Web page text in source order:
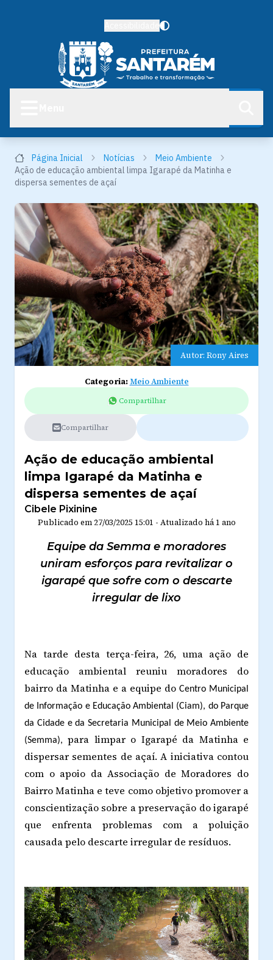
Página Inicial Notícias
Meio Ambiente
Ação de educação ambiental limpa Igarapé da Matinha e
dispersa sementes de açaí
Autor: Rony Aires
Categoria:Meio Ambiente
Compartilhar
Compartilhar
Ação de educação ambiental
limpa Igarapé da Matinha e
dispersa sementes de açaí
Cibele Pixinine
Publicado em 27/03/2025 15:01 - Atualizado há 1 ano
Equipe da Semma e moradores
uniram esforços para revitalizar o
igarapé que sofre com o descarte
irregular de lixo
Na tarde desta terça-feira, 26, uma ação de
educação ambiental reuniu moradores do
bairro da Matinha e a equipe do Centro Municipal
de Informação e Educação Ambiental (Ciam), do Parque
da Cidade e da Secretaria Municipal de Meio Ambiente
(Semma), para limpar o Igarapé da Matinha e
dispersar sementes de açaí. A iniciativa contou
com o apoio da Associação de Moradores do
Bairro Matinha e teve como objetivo promover a
conscientização sobre a preservação do igarapé
que enfrenta problemas com a poluição
causada pelo descarte irregular de resíduos.